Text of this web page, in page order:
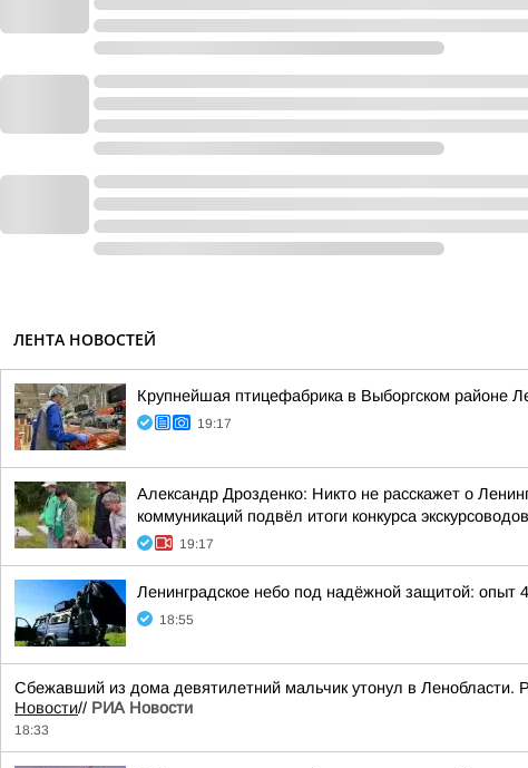
ЛЕНТА НОВОСТЕЙ
Крупнейшая птицефабрика в Выборгском районе
19:17
Александр Дрозденко: Никто не расскажет о
коммуникаций подвёл итоги конкурса
19:17
Ленинградское небо под надёжной защитой: опыт
18:55
Сбежавший из дома девятилетний мальчик утонул в Ленобласти.
Новости// РИА Новости
18:33